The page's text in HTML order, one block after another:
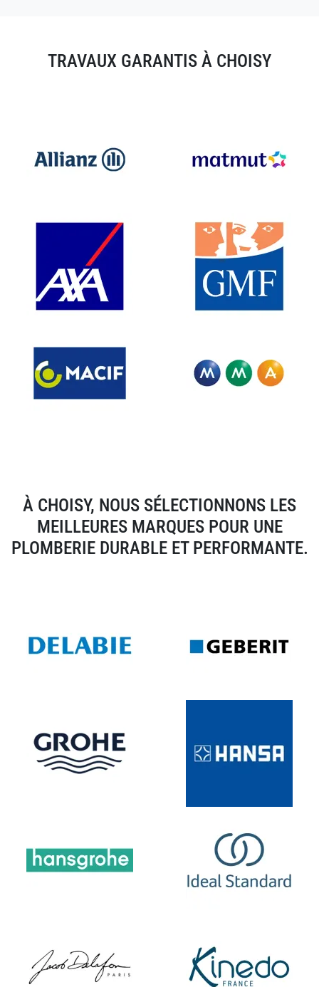
TRAVAUX GARANTIS À CHOISY
À CHOISY, NOUS SÉLECTIONNONS LES
MEILLEURES MARQUES POUR UNE
PLOMBERIE DURABLE ET PERFORMANTE.